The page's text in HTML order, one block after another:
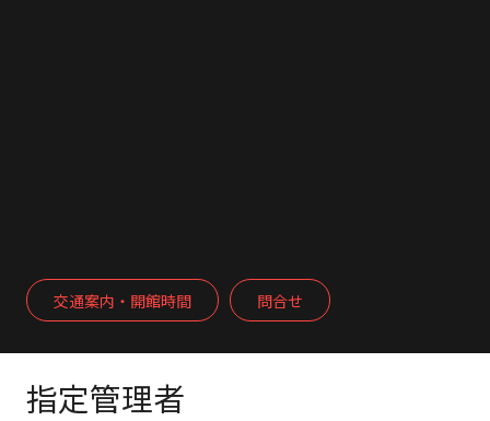
交通案内・開館時間 問合せ
指定管理者